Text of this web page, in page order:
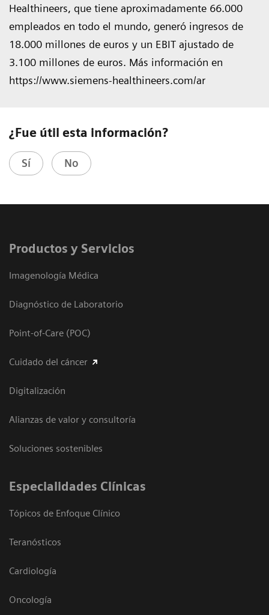
Healthineers, que tiene aproximadamente 66.000
empleados en todo el mundo, generó ingresos de
18.000 millones de euros y un EBIT ajustado de
3.100 millones de euros. Más información en
https://www.siemens-healthineers.com/ar
¿Fue útil esta información?
Sí No
Productos y Servicios
Imagenología Médica
Diagnóstico de Laboratorio
Point-of-Care (POC)
Cuidado del cáncer
Digitalización
Alianzas de valor y consultoría
Soluciones sostenibles
Especialidades Clínicas
Tópicos de Enfoque Clínico
Teranósticos
Cardiología
Oncología